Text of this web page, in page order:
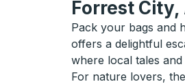
Forrest City,
Pack your bags and
offers a delightful
where local tales
For nature lovers,